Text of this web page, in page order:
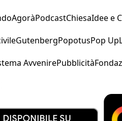
AgoràPodcastChiesaIdee e
GutenbergPopotusPop Up
AvvenirePubblicità